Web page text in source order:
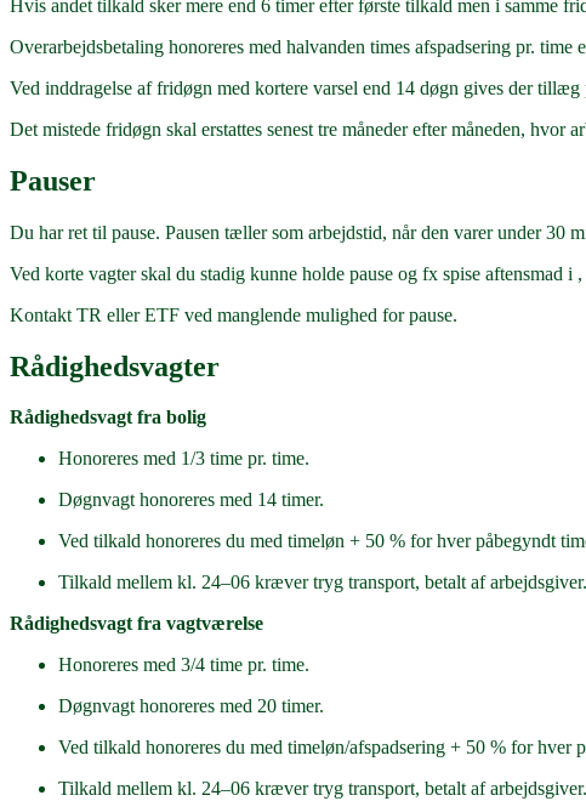
Hvis andet tilkald sker mere end 6 timer efter første tilkald men i samme
Overarbejdsbetaling honoreres med halvanden times afspadsering pr. time
Ved inddragelse af fridøgn med kortere varsel end 14 døgn gives der
Det mistede fridøgn skal erstattes senest tre måneder efter måneden, hvor
Pauser
Du har ret til pause. Pausen tæller som arbejdstid, når den varer under 30
Ved korte vagter skal du stadig kunne holde pause og fx spise aftensmad i
Kontakt TR eller ETF ved manglende mulighed for pause.
Rådighedsvagter
Rådighedsvagt fra bolig
Honoreres med 1/3 time pr. time.
Døgnvagt honoreres med 14 timer.
Ved tilkald honoreres du med timeløn + 50 % for hver påbegyndt
Tilkald mellem kl. 24–06 kræver tryg transport, betalt af arbejdsgiver.
Rådighedsvagt fra vagtværelse
Honoreres med 3/4 time pr. time.
Døgnvagt honoreres med 20 timer.
Ved tilkald honoreres du med timeløn/afspadsering + 50 % for hver
Tilkald mellem kl. 24–06 kræver tryg transport, betalt af arbejdsgiver.